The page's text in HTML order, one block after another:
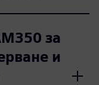
за
и